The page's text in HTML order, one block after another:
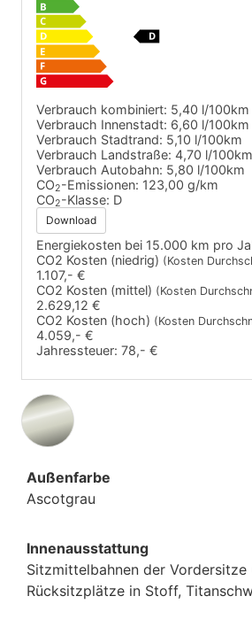
Verbrauch kombiniert: 5,40 l/100km
Verbrauch Innenstadt: 6,60 l/100km
Verbrauch Stadtrand: 5,10 l/100km
Verbrauch Landstraße: 4,70 l/100km
Verbrauch Autobahn: 5,80 l/100km
CO2-Emissionen: 123,00 g/km
CO2-Klasse: D
Download
Energiekosten bei 15.000 km pro
CO2 Kosten (niedrig) (Kosten
1.107,- €
CO2 Kosten (mittel) (Kosten
2.629,12 €
CO2 Kosten (hoch) (Kosten
4.059,- €
Jahressteuer: 78,- €
Außenfarbe
Ascotgrau
Innenausstattung
Sitzmittelbahnen der Vordersitze
Rücksitzplätze in Stoff,